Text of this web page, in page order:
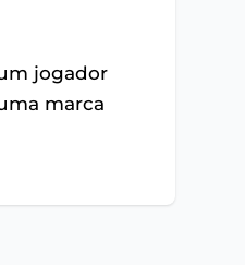
jogador
marca